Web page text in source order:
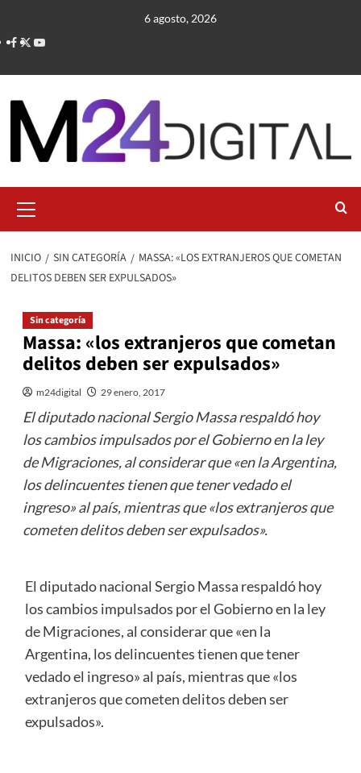
contenido
6 agosto, 2026
primario
INICIO SIN CATEGORÍA
MASSA: «LOS EXTRANJEROS QUE COMETAN
DELITOS DEBEN SER EXPULSADOS»
Sin categoría
Massa: «los extranjeros que cometan
delitos deben ser expulsados»
m24digital 29 enero, 2017
El diputado nacional Sergio Massa respaldó hoy
los cambios impulsados por el Gobierno en la ley
de Migraciones, al considerar que «en la Argentina,
los delincuentes tienen que tener vedado el
ingreso» al país, mientras que «los extranjeros que
cometen delitos deben ser expulsados».
El diputado nacional Sergio Massa respaldó hoy
los cambios impulsados por el Gobierno en la ley
de Migraciones, al considerar que «en la
Argentina, los delincuentes tienen que tener
vedado el ingreso» al país, mientras que «los
extranjeros que cometen delitos deben ser
expulsados».